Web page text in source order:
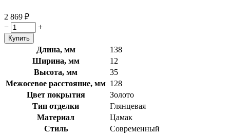
2 869 ₽
−
+
Длина, мм
138
Ширина, мм
12
Высота, мм
35
Межосевое расстояние, мм 128
Цвет покрытия
Золото
Тип отделки
Глянцевая
Материал
Цамак
Стиль
Современный